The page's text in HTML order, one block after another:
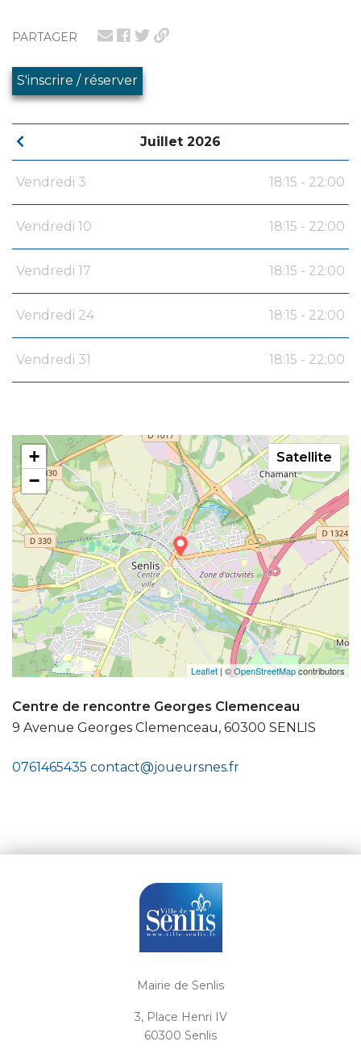
PARTAGER
S'inscrire / réserver
Juillet 2026
Vendredi 3 18:15 - 22:00
Vendredi 10 18:15 - 22:00
Vendredi 17 18:15 - 22:00
Vendredi 24 18:15 - 22:00
Vendredi 31 18:15 - 22:00
+
−
Leaflet | ©OpenStreetMapcontributors
Satellite
Centre de rencontre Georges Clemenceau
9 Avenue Georges Clemenceau, 60300 SENLIS
0761465435 contact@joueursnes.fr
Mairie de Senlis
3, Place Henri IV
60300 Senlis